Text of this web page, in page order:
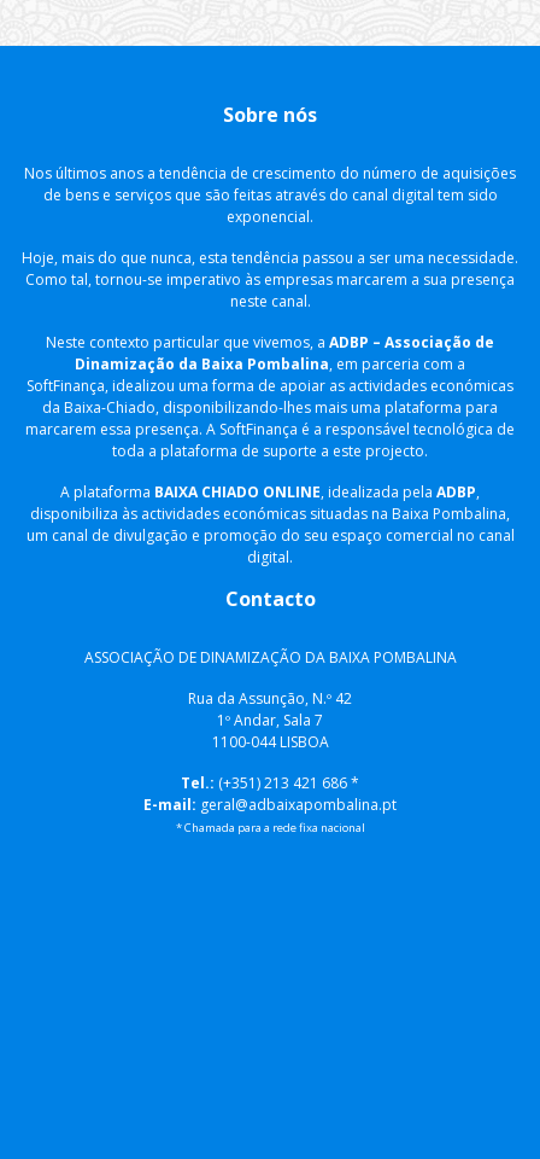
Sobre nós
​Nos últimos anos a tendência de crescimento do número de aquisições
de bens e serviços que são feitas através do canal digital tem sido
exponencial.
Hoje, mais do que nunca, esta tendência passou a ser uma necessidade.
Como tal, tornou-se imperativo às empresas marcarem a sua presença
neste canal.
Neste contexto particular que vivemos, a ADBP – Associação de
Dinamização da Baixa Pombalina, em parceria com a
SoftFinança, idealizou uma forma de apoiar as actividades económicas
da Baixa-Chiado, disponibilizando-lhes mais uma plataforma para
marcarem essa presença. A SoftFinança é a responsável tecnológica de
toda a plataforma de suporte a este projecto.
A plataforma BAIXA CHIADO ONLINE, idealizada pela ADBP,
disponibiliza às actividades económicas situadas na Baixa Pombalina,
um canal de divulgação e promoção do seu espaço comercial no canal
digital.
Contacto
ASSOCIAÇÃO DE DINAMIZAÇÃO DA BAIXA POMBALINA
Rua da Assunção, N.º 42
1º Andar, Sala 7
1100-044 LISBOA
Tel.: (+351) 213 421 686 *
E-mail: geral@adbaixapombalina.pt
* Chamada para a rede fixa nacional